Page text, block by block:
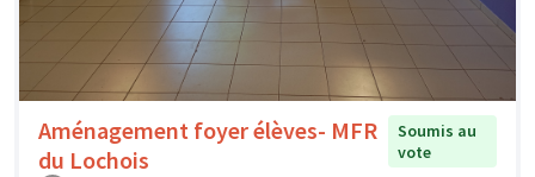
Aménagement foyer élèves- MFR
du Lochois
Soumis au
vote